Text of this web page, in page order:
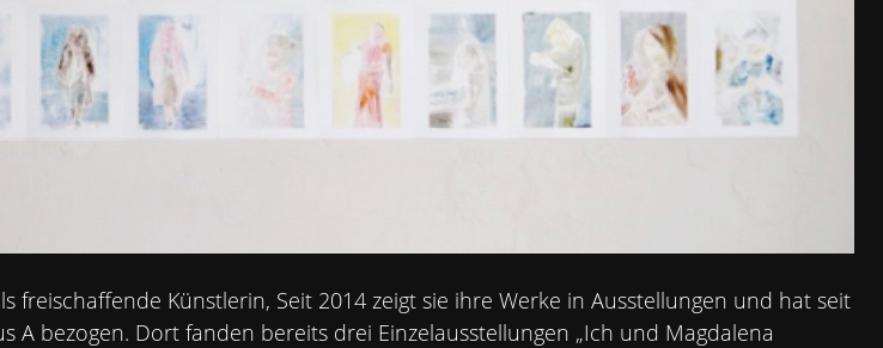
Künstlerin, Seit 2014 zeigt sie ihre Werke in Ausstellungen und hat seit
bezogen. Dort fanden bereits drei Einzelausstellungen „Ich und Magdalena